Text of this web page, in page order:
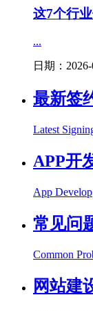
这7个行
...
日期：
最新签
Latest
APP开
App Develop
常见问
Common
网站建